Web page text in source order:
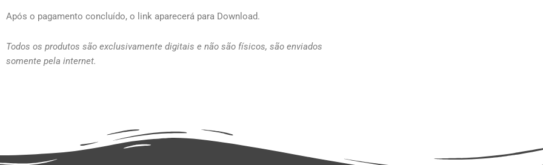
Após o pagamento concluído, o link aparecerá para Download.
Todos os produtos são exclusivamente digitais e não são físicos, são enviados
somente pela internet.